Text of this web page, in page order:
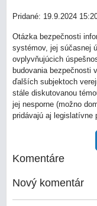
Pridané: 19.9.2024
Otázka bezpečnosti
systémov, jej súčasnej
ovplyvňujúcich
budovania bezpečnosti
ďalších subjektoch
stále diskutovanou
jej nesporne (možno
pridávajú aj legislatívne
Komentáre
Nový komentár